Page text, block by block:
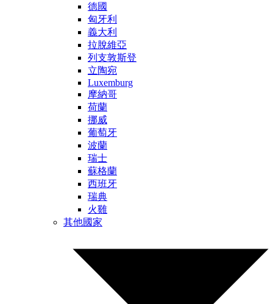
德國
匈牙利
義大利
拉脫維亞
列支敦斯登
立陶宛
Luxemburg
摩納哥
荷蘭
挪威
葡萄牙
波蘭
瑞士
蘇格蘭
西班牙
瑞典
火雞
其他國家